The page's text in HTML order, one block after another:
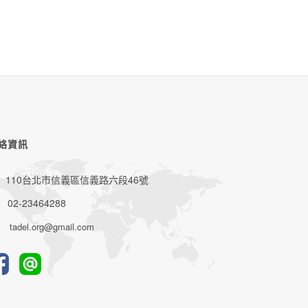
資訊
110台北市信義區信義路六段46號
02-23464288
tadel.org@gmail.com